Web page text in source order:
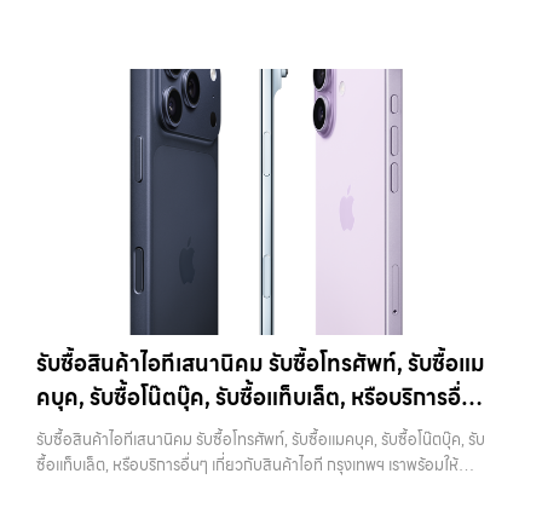
และได้รับการดูแลมาอย่างดี มักจะได้ราคาดีกว่าเครื่องที่มีคราบหรือฝุ่นสะสม
การทำความสะอาดไม่จำเป็นต้องใช้อุปกรณ์พิเศษ เพียงใช้ผ้านุ่มเช็ดหน้าจอ
เช็ดตัวเครื่อง และทำความสะอาดบริเวณเล็กๆ เช่น ช่องลำโพงหรือพอร์ต
ชาร์จ ก็เพียงพอแล้ว หากเป็นการขายผ่านออนไลน์ ภาพถ่ายก็มีผลอย่าง
มาก เครื่องที่ดูดีตั้งแต่ในรูป จะช่วยเพิ่มโอกาสในการต่อรองราคาได้มากขึ้น
5. ตรวจสอบสภาพเครื่องและแบตเตอรี่ สภาพของเครื่องเป็นปัจจัยหลักที่
กำหนดราคา ไม่ว่าจะเป็นรอยขีดข่วน รอยตก หรือการทำงานของระบบต่างๆ
สิ่งที่ควรตรวจสอบ ได้แก่ หน้าจอมีรอยหรือไม่ กล้องใช้งานได้ปกติหรือไม่
ปุ่มต่างๆ กดได้ครบหรือไม่ ลำโพงและไมโครโฟนทำงานหรือไม่ อีกจุดที่
สำคัญคือแบตเตอรี่ ซึ่งสามารถตรวจสอบได้จากเมนู Battery Health หาก
เปอร์เซ็นต์ยังอยู่ในระดับสูง จะช่วยให้ได้ราคาดีกว่าเครื่องที่แบตเสื่อม ในบาง
กรณี การเปลี่ยนแบตก่อนขายอาจช่วยเพิ่มมูลค่าได้ แต่ควรคำนวณต้นทุนให้
ดีว่าคุ้มค่าหรือไม่ 6. เช็คราคาก่อนขายทุกครั้ง การรู้ราคาตลาดก่อนขายเป็น
สิ่งที่ช่วยให้คุณไม่เสียเปรียบ หลายคนขายโดยไม่เช็คข้อมูล ทำให้โดนกด
ราคามากกว่าที่ควรจะเป็น แนะนำให้ลองเปรียบเทียบราคาจากหลายแหล่ง
ทั้งร้านรับซื้อและช่องทางออนไลน์ เพื่อให้เห็นภาพรวมของราคาในตลาด
15,000 บาทiPhone 11 Pro 128GB รับซื้อได้ที่ 11,900 บาทราคาตลาด
มือสอง: 17,000 บาทiPhone 11 Pro 256GB รับซื้อได้ที่ 13,300 บาท
ราคาตลาดมือสอง: 19,000 บาทราคารับซื้อ iPhone 11 Pro
Max:iPhone 11 Pro Max 64GB รับซื้อได้ที่ 12,600 บาทราคาตลาดมือ
สอง: 18,000 บาทiPhone 11 Pro Max 128GB รับซื้อได้ที่ 14,000 บาท
ราคาตลาดมือสอง: 20,000 บาทiPhone 11 Pro Max 256GB รับซื้อ
ได้ที่ 15,400 บาทราคาตลาดมือสอง: 22,000 บาท
mini (ปี 2020)iPhone 12 เป็นรุ่นแรกที่รองรับ 5G พร้อมดีไซน์ขอบ
เหลี่ยมสไตล์ใหม่ที่กลับมาอีกครั้ง มาพร้อมชิป A14 Bionic และกล้องคู่ที่ดี
ขึ้นราคารับซื้อ iPhone 12:iPhone 12 64GB รับซื้อได้ที่ 8,750 บาทราคา
บางแค วัชรพล รามอินทรา รับซื้อสินค้าไอทีวังหิน — รับซื้อโทรศัพท์, รับซื้อ
แมคบุค, รับซื้อโน๊ตบุ๊ค, รับซื้อแท็บเล็ต, หรือบริการอื่นๆ เกี่ยวกับสินค้าไอที
กรุงเทพฯ เราพร้อมให้บริการครบวงจร รับซื้อสินค้าไอทีวังหิน รับซื้อ
โทรศัพท์, รับซื้อแมคบุค, รับซื้อโน๊ตบุ๊ค, รับซื้อแท็บเล็ต, หรือบริการอื่นๆ เกี่ยว
กับสินค้าไอที กรุงเทพฯ… รับซื้อสินค้าไอทีวังหิน รับซื้อ iPhone ทุกรุ่น ให้
ราคาสูง พร้อมจ่ายเงินทันที ประสบการณ์เหนือระดับกับการ รับซื้อไอ
เว็บไซต์ที่คุณไว้วางใจได้ สำหรับบริการ รับซื้อ มือถือ iPhone, Samsung,
iPad, แท็บเล็ต ทุกยี่ห้อ ให้ราคาสูง พร้อมจ่ายเงินทันที ครอบคลุมพื้นที่
ลาดพร้าว, รัชดา, บางรัก, แจ้งวัฒนะ, บางแค, วัชรพล, รามอินทรา และเขต
กรุงเทพฯ ใกล้ “ใกล้ ฉัน” ที่สุด ในยุคที่สมาร์ทโฟน แท็บเล็ต และอุปกรณ์ไอที
ใหม่ๆ เปลี่ยนรุ่นกันแทบทุกช่วงเวลา อุปกรณ์ที่คุณใช้แล้วอาจกลายเป็นของ
ที่ไม่ได้ใช้งานอยู่เฉยๆ เว็บไซต์ของเราจึงเกิดขึ้นเพื่อเป็นทางเลือกให้คุณ
สามารถเปลี่ยนอุปกรณ์ที่ไม่ใช้แล้วให้กลายเป็นเงินสดได้ทันที ด้วยบริการ รับ
แท็บเล็ต, รับซื้อสินค้าไอทีกรุงเทพมหานคร อย่างครบวงจร ไม่ว่าคุณจะอยู่
โซนเมืองหรือเขตชานเมือง เรามีทีมงานพร้อมให้บริการถึงที่ในพื้นที่ “ใกล้
รับซื้อสินค้าไอทีเสนานิคม รับซื้อโทรศัพท์, รับซื้อแม
คบุค, รับซื้อโน๊ตบุ๊ค, รับซื้อแท็บเล็ต, หรือบริการอื่นๆ
เกี่ยวกับสินค้าไอที กรุงเทพฯ เราพร้อมให้บริการครบ
วงจร
รับซื้อสินค้าไอทีเสนานิคม รับซื้อโทรศัพท์, รับซื้อแมคบุค, รับซื้อโน๊ตบุ๊ค, รับ
ซื้อแท็บเล็ต, หรือบริการอื่นๆ เกี่ยวกับสินค้าไอที กรุงเทพฯ เราพร้อมให้